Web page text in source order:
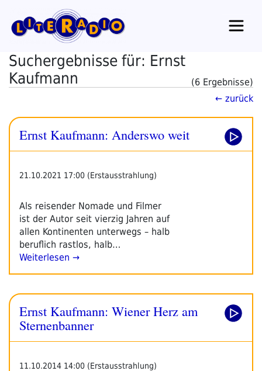
Inhalt
springen
Suchergebnisse für: Ernst
Kaufmann
(6 Ergebnisse)
← zurück
Ernst Kaufmann: Anderswo weit
21.10.2021 17:00 (Erstausstrahlung)
Als reisender Nomade und Filmer
ist der Autor seit vierzig Jahren auf
allen Kontinenten unterwegs – halb
beruflich rastlos, halb…
Weiterlesen →
Ernst Kaufmann: Wiener Herz am
Sternenbanner
11.10.2014 14:00 (Erstausstrahlung)